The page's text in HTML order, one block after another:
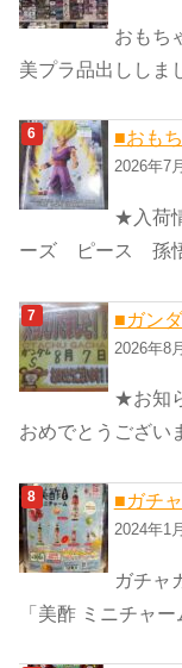
おもち
美プラ品出ししま
■おも
2026年7
★入荷
ーズ ピース 孫
■ガン
2026年8
★お知
おめでとうござい
■ガチ
2024年1
ガチャ
「美酢 ミニチャ